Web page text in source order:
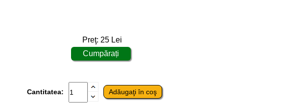
Preţ: 25 Lei
Cantitatea: